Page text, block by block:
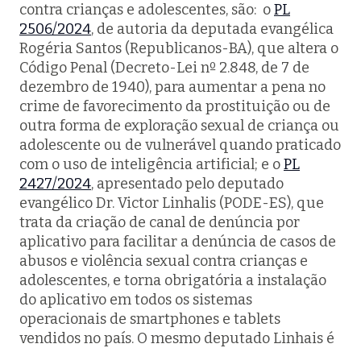
contra crianças e adolescentes, são: oPL
2506/2024, de autoria da deputada evangélica
Rogéria Santos (Republicanos-BA), que altera o
Código Penal (Decreto-Lei nº 2.848, de 7 de
dezembro de 1940), para aumentar a pena no
crime de favorecimento da prostituição ou de
outra forma de exploração sexual de criança ou
adolescente ou de vulnerável quando praticado
com o uso de inteligência artificial; e oPL
2427/2024, apresentado pelo deputado
evangélico Dr. Victor Linhalis (PODE-ES), que
trata da criação de canal de denúncia por
aplicativo para facilitar a denúncia de casos de
abusos e violência sexual contra crianças e
adolescentes, e torna obrigatória a instalação
do aplicativo em todos os sistemas
operacionais de smartphones e tablets
vendidos no país. O mesmo deputado Linhais é